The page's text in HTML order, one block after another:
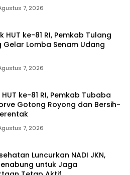
7, 2026
HUT ke-81 RI, Pemkab Tulang
Gelar Lomba Senam Udang
7, 2026
ke-81 RI, Pemkab Tubaba
Gotong Royong dan Bersih-
7, 2026
Luncurkan NADI JKN,
untuk Jaga